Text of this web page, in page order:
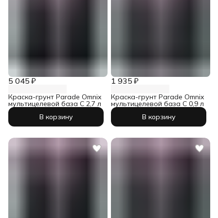
5 045 ₽
Краска-грунт Parade Omnix
мультицелевой база С 2,7 л
В корзину
1 935 ₽
Краска-грунт Parade Omnix
мультицелевой база С 0,9 л
В корзину